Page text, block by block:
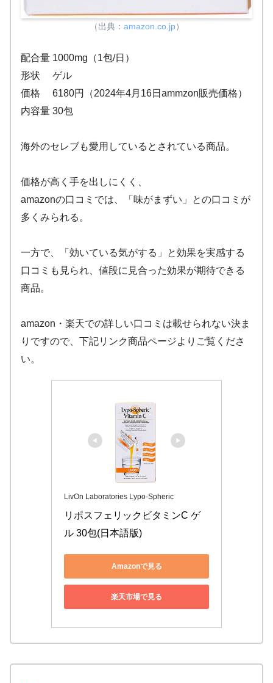
（出典： amazon.co.jp）
配合量 1000mg（1包/日）
形状 ゲル
価格 6180円（2024年4月16日ammzon販売価格）
内容量 30包
海外のセレブも愛用しているとされている商品。
価格が高く手を出しにくく、
amazonの口コミでは、「味がまずい」との口コミが
多くみられる。
一方で、「効いている気がする」と効果を実感する
口コミも見られ、値段に見合った効果が期待できる
商品。
amazon・楽天での詳しい口コミは載せられない決ま
りですので、下記リンク商品ページよりご覧くださ
い。
LivOn Laboratories Lypo-Spheric
リポスフェリックビタミンC ゲ
ル 30包(日本語版)
Amazonで見る
楽天市場で見る